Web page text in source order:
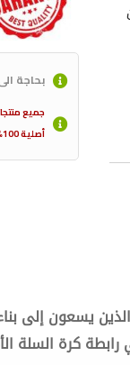
بحاجة
جميع
أصلية 100% و مرخصة من المصالح الصحية المغربية
يسعون إلى